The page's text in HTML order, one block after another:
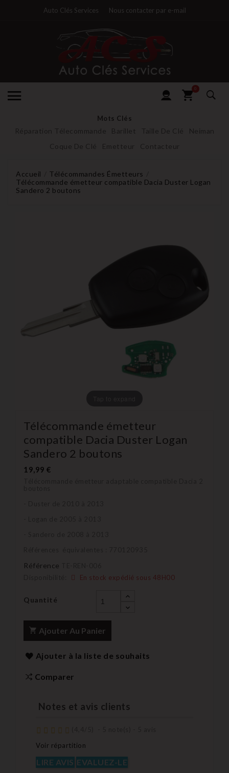
Auto Clés Services Nous contacter par e-mail
0
Mots Clés
Réparation Télecommande Barillet Taille De Clé
Neiman
Coque De Clé
Emetteur Contacteur
Accueil
Télécommandes Émetteurs
Télécommande émetteur compatible Dacia Duster Logan
Sandero 2 boutons
Télécommande émetteur
compatible Dacia Duster Logan
Sandero 2 boutons
19,99 €
Référence
En stock expédié sous 48H00
Quantité
Ajouter Au Panier
Ajouter à la liste de souhaits
Comparer
Notes et avis clients
Voir répartition
LIRE AVIS EVALUEZ-LE